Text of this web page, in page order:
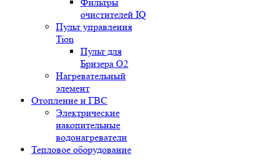
очистителей IQ
Пульт управления
Tion
Пульт для
Бризера O2
Нагревательный
элемент
Отопление и ГВС
Электрические
накопительные
водонагреватели
Тепловое оборудование